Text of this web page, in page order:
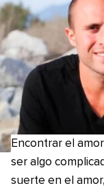
Encontrar el
ser algo
suerte en el